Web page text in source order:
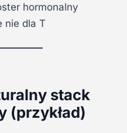
hormonalny
nie dla T
stack
(przykład)